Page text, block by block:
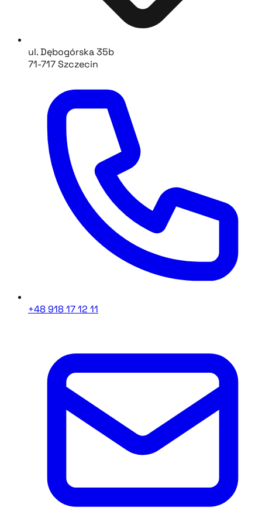
ul. Dębogórska 35b
71-717 Szczecin
+48 918 17 12 11